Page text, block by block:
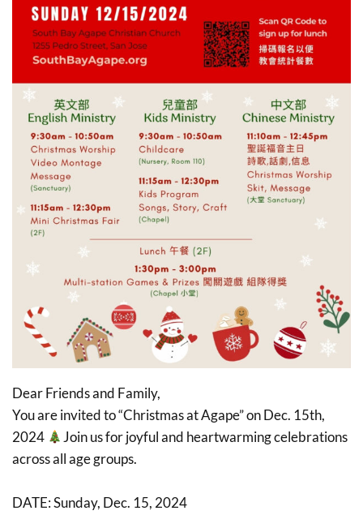
Dear Friends and Family,
You are invited to “Christmas at Agape” on Dec. 15th,
2024
Join us for joyful and heartwarming celebrations
across all age groups.
DATE: Sunday, Dec. 15, 2024